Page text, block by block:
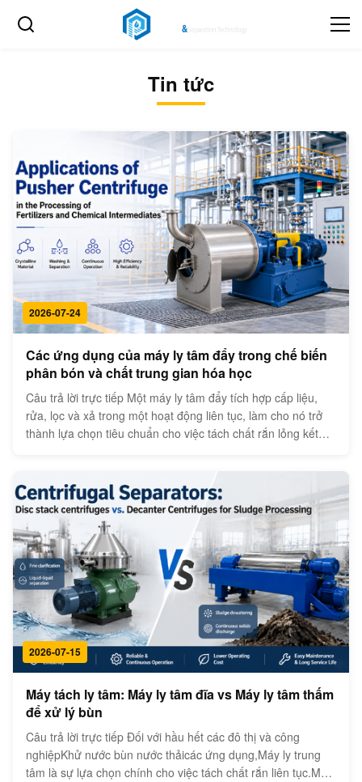
Tin tức
2026-07-24
Các ứng dụng của máy ly tâm đẩy trong chế biến
phân bón và chất trung gian hóa học
Câu trả lời trực tiếp Một máy ly tâm đẩy tích hợp cấp liệu,
rửa, lọc và xả trong một hoạt động liên tục, làm cho nó trở
thành lựa chọn tiêu chuẩn cho việc tách chất rắn lỏng kết
sản xuất phân bón và hóa chất trung gian, nó phù hợp với
các v...
2026-07-15
Máy tách ly tâm: Máy ly tâm đĩa vs Máy ly tâm thấm
để xử lý bùn
Câu trả lời trực tiếp Đối với hầu hết các đô thị và công
nghiệpKhử nước bùn nước thảicác ứng dụng,Máy ly trung
tâm là sự lựa chọn chính cho việc tách chất rắn liên tục.Máy